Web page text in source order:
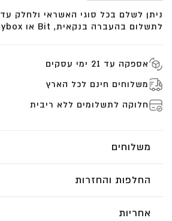
ניתן לשלם בכל סוגי האשראי ולחלק עד 12 תשלומים ללא ריבית.
לתשלום בהעברה בנקאית, Bit או Paybox צרו איתנו קשר בווטסאפ.
אספקה עד 21 ימי עסקים
משלוחים חינם לכל הארץ
חלוקה לתשלומים ללא ריבית
משלוחים
החלפות והחזרות
אחריות